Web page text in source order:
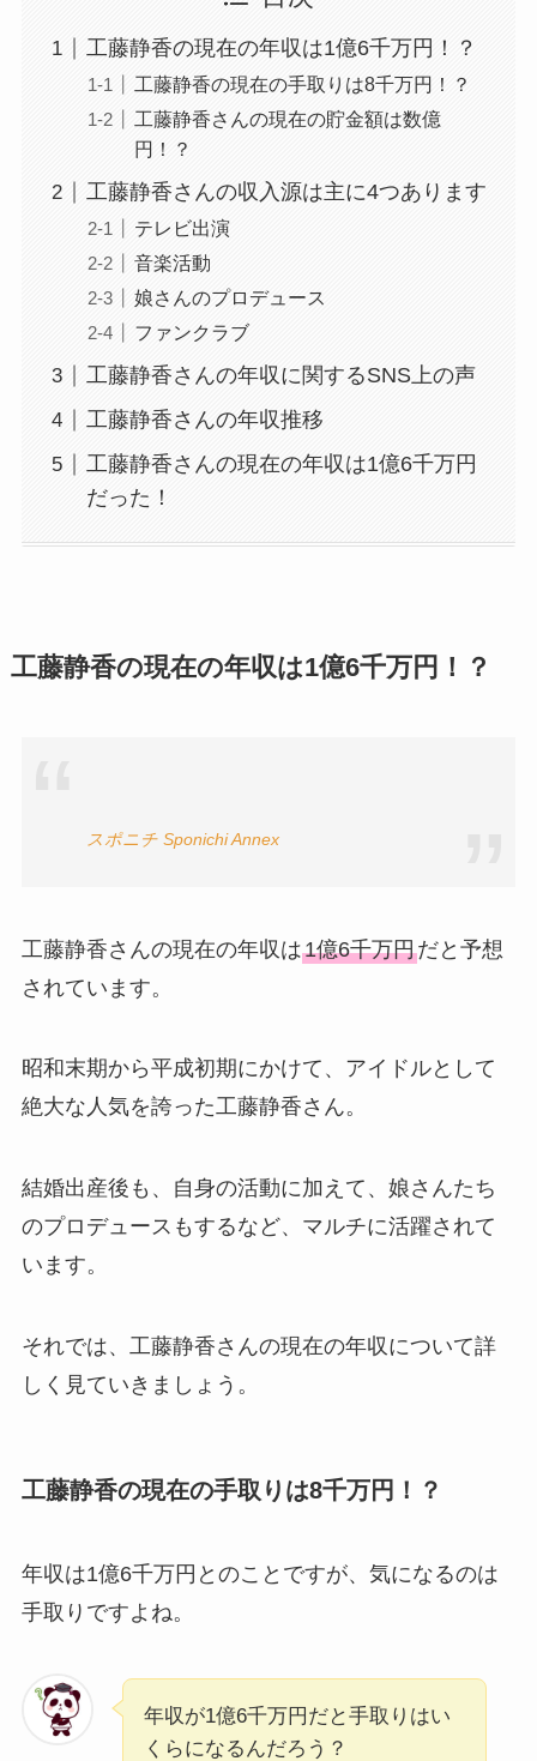
工藤静香の現在の年収は1億6千万円！？
工藤静香の現在の手取りは8千万円！？
工藤静香さんの現在の貯金額は数億
円！？
工藤静香さんの収入源は主に4つあります
テレビ出演
音楽活動
娘さんのプロデュース
ファンクラブ
工藤静香さんの年収に関するSNS上の声
工藤静香さんの年収推移
工藤静香さんの現在の年収は1億6千万円
だった！
工藤静香の現在の年収は1億6千万円！？
スポニチ Sponichi Annex
工藤静香さんの現在の年収は1億6千万円だと予想
されています。
昭和末期から平成初期にかけて、アイドルとして
絶大な人気を誇った工藤静香さん。
結婚出産後も、自身の活動に加えて、娘さんたち
のプロデュースもするなど、マルチに活躍されて
います。
それでは、工藤静香さんの現在の年収について詳
しく見ていきましょう。
工藤静香の現在の手取りは8千万円！？
年収は1億6千万円とのことですが、気になるのは
手取りですよね。
年収が1億6千万円だと手取りはい
くらになるんだろう？